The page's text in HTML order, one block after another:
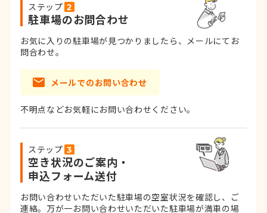
ステップ
駐車場のお問合わせ
お気に入りの駐車場が見つかりましたら、メールにてお
問合わせ。
メールでのお問い合わせ
不明点などお気軽にお問い合わせください。
ステップ
空き状況のご案内・
申込フォーム送付
お問い合わせいただいた駐車場の空室状況を確認し、ご
連絡。 万が一お問い合わせいただいた駐車場が満車の場